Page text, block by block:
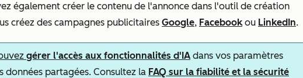
également créer le contenu de l'annonce dans l'outil de création
créez des campagnes publicitaires Google, Facebookou LinkedIn.
gérer l'accès aux fonctionnalités d'IA dans vos paramètres
données partagées. Consultez la FAQ sur la fiabilité et la sécurité